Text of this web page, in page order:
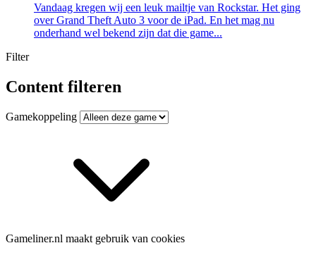
Vandaag kregen wij een leuk mailtje van Rockstar. Het ging
over Grand Theft Auto 3 voor de iPad. En het mag nu
onderhand wel bekend zijn dat die game...
Filter
Content filteren
Gamekoppeling
Gameliner.nl maakt gebruik van cookies